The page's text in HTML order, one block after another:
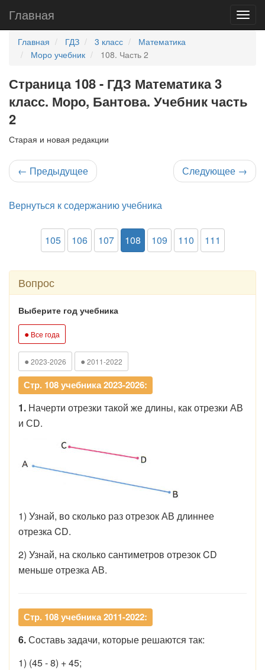
Главная
Главная ГДЗ 3 класс
Математика
Моро учебник
108. Часть 2
Страница 108 - ГДЗ Математика 3
класс. Моро, Бантова. Учебник часть
2
Старая и новая редакции
← Предыдущее Следующее →
Вернуться к содержанию учебника
105 106 107 108 109 110 111
Вопрос
Выберите год учебника
● Все года
● 2023-2026 ● 2011-2022
Стр. 108 учебника 2023-2026:
1. Начерти отрезки такой же длины, как отрезки АВ
и СD.
1) Узнай, во сколько раз отрезок АВ длиннее
отрезка CD.
2) Узнай, на сколько сантиметров отрезок CD
меньше отрезка АВ.
Стр. 108 учебника 2011-2022:
6.Составь задачи, которые решаются так:
1) (45 - 8) + 45;